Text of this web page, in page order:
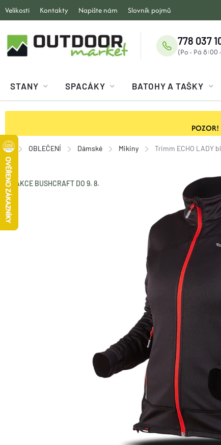
Přejít
na
obsah
Velikosti Kontakty Napište nám Slovník pojmů
778 037
STANY SPACÁKY BATOHY A TAŠKY
Domů
OBLEČENÍ Dámské Mikiny Trimm ECHO LADY
AKCE BUSHCRAFT DO 9. 8.